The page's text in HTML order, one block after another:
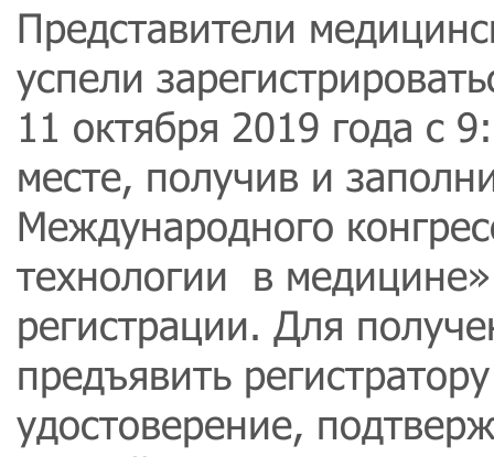
Представители
успели
11 октября 2019 года с
месте, получив и
Международного
технологии в
регистрации. Для
предъявить
удостоверение,